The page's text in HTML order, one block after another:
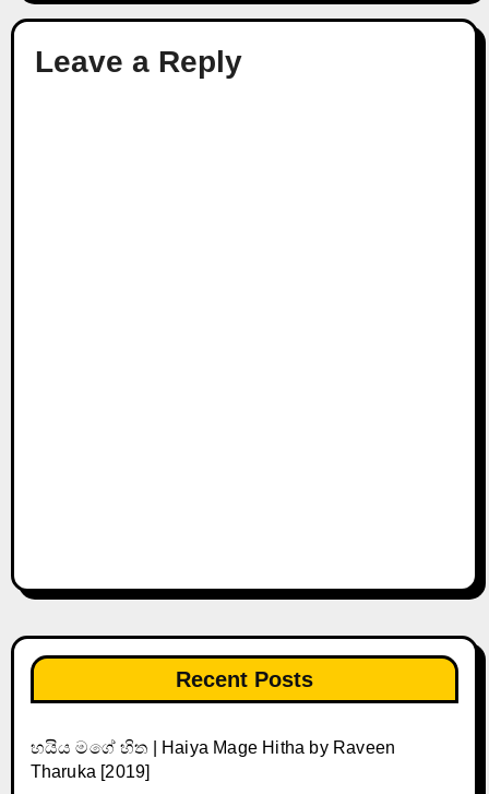
Leave a Reply
Recent Posts
හයිය මගේ හිත | Haiya Mage Hitha by Raveen
Tharuka [2019]